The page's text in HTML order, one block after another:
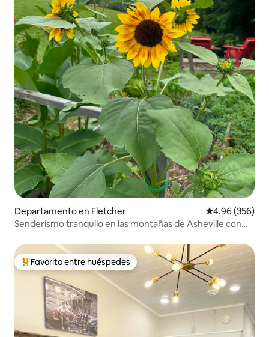
Departamento en Fletcher Calificación
4.96 (356)
Senderismo tranquilo en las montañas de Asheville con
De los mejores en Favorito entre huéspedes
Favorito entre huéspedes